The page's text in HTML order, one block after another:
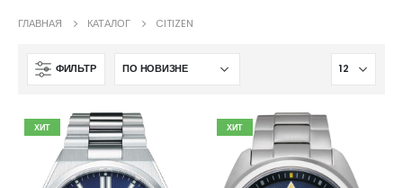
ГЛАВНАЯ КАТАЛОГ CITIZEN
ФИЛЬТР
ХИТ ХИТ